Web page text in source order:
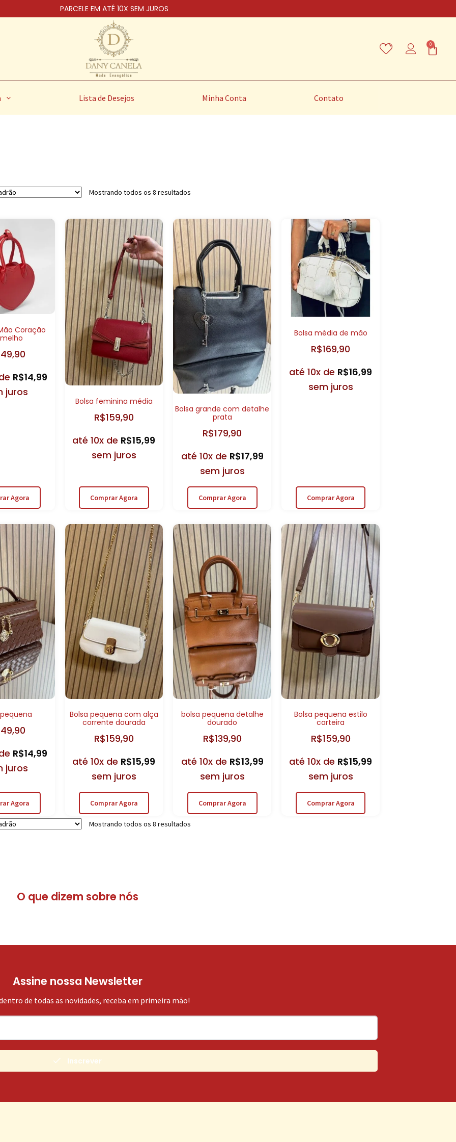
PARCELE EM ATÉ 10X SEM JUROS
0
Lista de Desejos Minha Conta Contato
Mostrando todos os 8 resultados
Coração
R$14,99
juros
Agora
Bolsa feminina média
R$159,90
até 10x de R$15,99
sem juros
Comprar Agora
Bolsa grande com detalhe
prata
R$179,90
até 10x de R$17,99
sem juros
Comprar Agora
Bolsa média de mão
R$169,90
até 10x de R$16,99
sem juros
Comprar Agora
R$14,99
juros
Agora
Bolsa pequena com alça
corrente dourada
R$159,90
até 10x de R$15,99
sem juros
Comprar Agora
bolsa pequena detalhe
dourado
R$139,90
até 10x de R$13,99
sem juros
Comprar Agora
Bolsa pequena estilo
carteira
R$159,90
até 10x de R$15,99
sem juros
Comprar Agora
Mostrando todos os 8 resultados
O que dizem sobre nós
Assine nossa Newsletter
de todas as novidades, receba em primeira mão!
Inscrever